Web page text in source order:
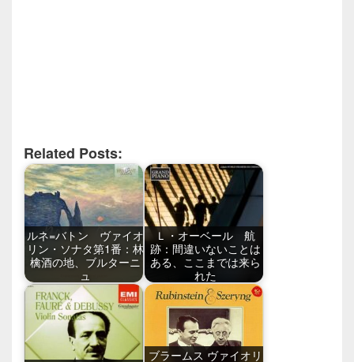
Related Posts:
ルネ=バトン ヴァイオ
リン・ソナタ第1番：林
檎酒の地、ブルターニ
ュ
Ｌ・オーベール 航
跡：間違いないことは
ある、ここまでは来ら
れた
ブラームス ヴァイオリ